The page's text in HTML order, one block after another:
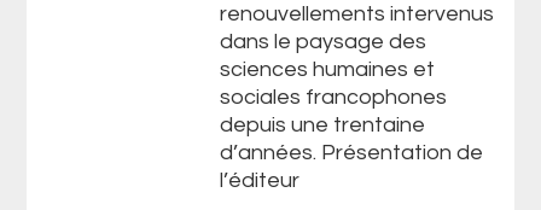
renouvellements intervenus
dans le paysage des
sciences humaines et
sociales francophones
depuis une trentaine
d’années. Présentation de
l’éditeur